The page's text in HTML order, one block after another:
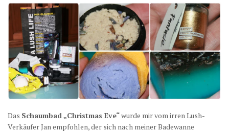
Das Schaumbad „Christmas Eve“wurde mir vom irren Lush-
Verkäufer Jan empfohlen, der sich nach meiner Badewanne